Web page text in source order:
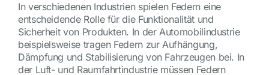
In verschiedenen Industrien spielen Federn eine
entscheidende Rolle für die Funktionalität und
Sicherheit von Produkten. In der Automobilindustrie
beispielsweise tragen Federn zur Aufhängung,
Dämpfung und Stabilisierung von Fahrzeugen bei. In
der Luft- und Raumfahrtindustrie müssen Federn